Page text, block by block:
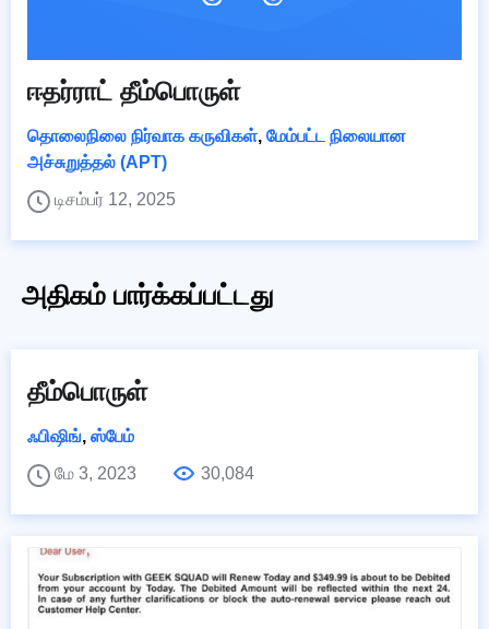
ஈதர்ராட் தீம்பொருள்
தொலைநிலை நிர்வாக கருவிகள், மேம்பட்ட நிலையான
அச்சுறுத்தல் (APT)
டிசம்பர் 12, 2025
அதிகம் பார்க்கப்பட்டது
தீம்பொருள்
ஃபிஷிங், ஸ்பேம்
மே 3, 2023
30,084